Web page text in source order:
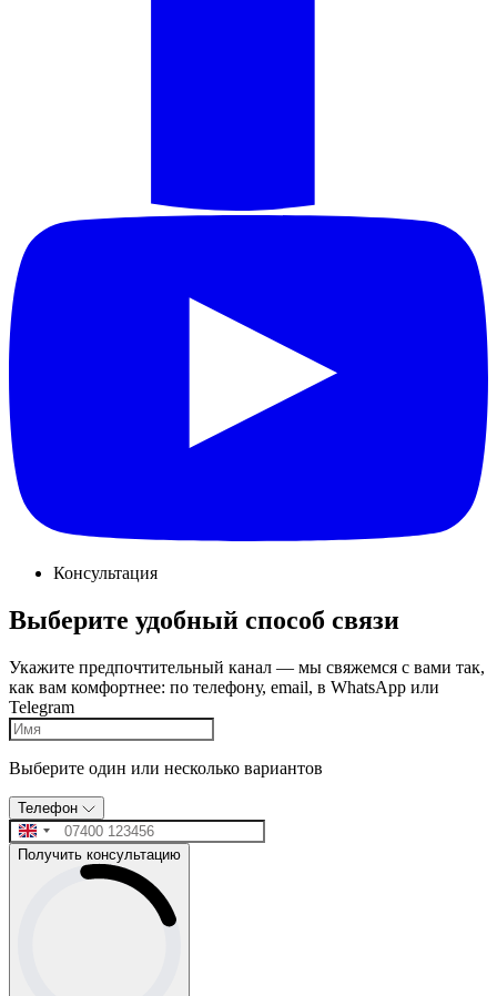
Консультация
Выберите удобный способ связи
Укажите предпочтительный канал — мы свяжемся с вами так,
как вам комфортнее: по телефону, email, в WhatsApp или
Telegram
Выберите один или несколько вариантов
Телефон
Получить консультацию